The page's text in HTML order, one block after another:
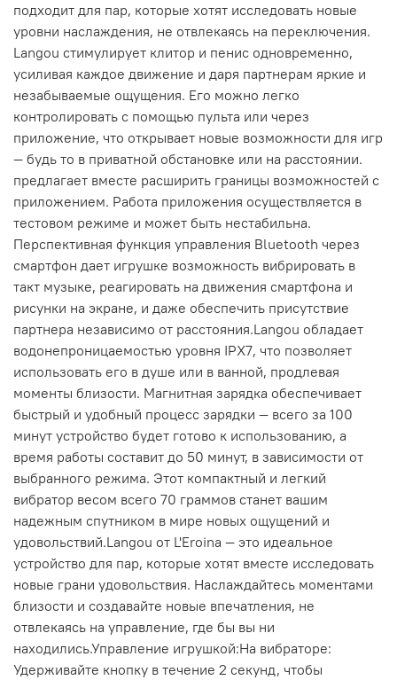
подходит для пар, которые хотят исследовать новые
уровни наслаждения, не отвлекаясь на переключения.
Langou стимулирует клитор и пенис одновременно,
усиливая каждое движение и даря партнерам яркие и
незабываемые ощущения. Его можно легко
контролировать с помощью пульта или через
приложение, что открывает новые возможности для игр
— будь то в приватной обстановке или на расстоянии.
предлагает вместе расширить границы возможностей с
приложением. Работа приложения осуществляется в
тестовом режиме и может быть нестабильна.
Перспективная функция управления Bluetooth через
смартфон дает игрушке возможность вибрировать в
такт музыке, реагировать на движения смартфона и
рисунки на экране, и даже обеспечить присутствие
партнера независимо от расстояния.Langou обладает
водонепроницаемостью уровня IPX7, что позволяет
использовать его в душе или в ванной, продлевая
моменты близости. Магнитная зарядка обеспечивает
быстрый и удобный процесс зарядки — всего за 100
минут устройство будет готово к использованию, а
время работы составит до 50 минут, в зависимости от
выбранного режима. Этот компактный и легкий
вибратор весом всего 70 граммов станет вашим
надежным спутником в мире новых ощущений и
удовольствий.Langou от L'Eroina — это идеальное
устройство для пар, которые хотят вместе исследовать
новые грани удовольствия. Наслаждайтесь моментами
близости и создавайте новые впечатления, не
отвлекаясь на управление, где бы вы ни
находились.Управление игрушкой:На вибраторе:
Удерживайте кнопку в течение 2 секунд, чтобы